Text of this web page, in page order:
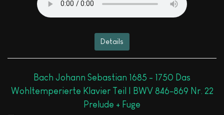
Details
Bach Johann Sebastian 1685 - 1750 Das
Wohltemperierte Klavier Teil I BWV 846-869 Nr. 22
Prelude + Fuge